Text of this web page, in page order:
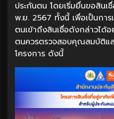
ประกันตน โดยเริ่มยื่นขอสิน
พ.ย. 2567 ทั้งนี้ เพื่อเป็นการ
ตนเข้าถึงสินเชื่อดังกล่าวได้
ตนควรตรวจสอบคุณสมบัติแล
โครงการ ดังนี้